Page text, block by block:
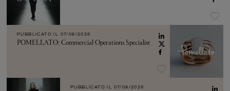
PUBBLICATO IL 07/08/2026
POMELLATO: Commercial Operations Specialist
PUBBLICATO IL 07/08/2026